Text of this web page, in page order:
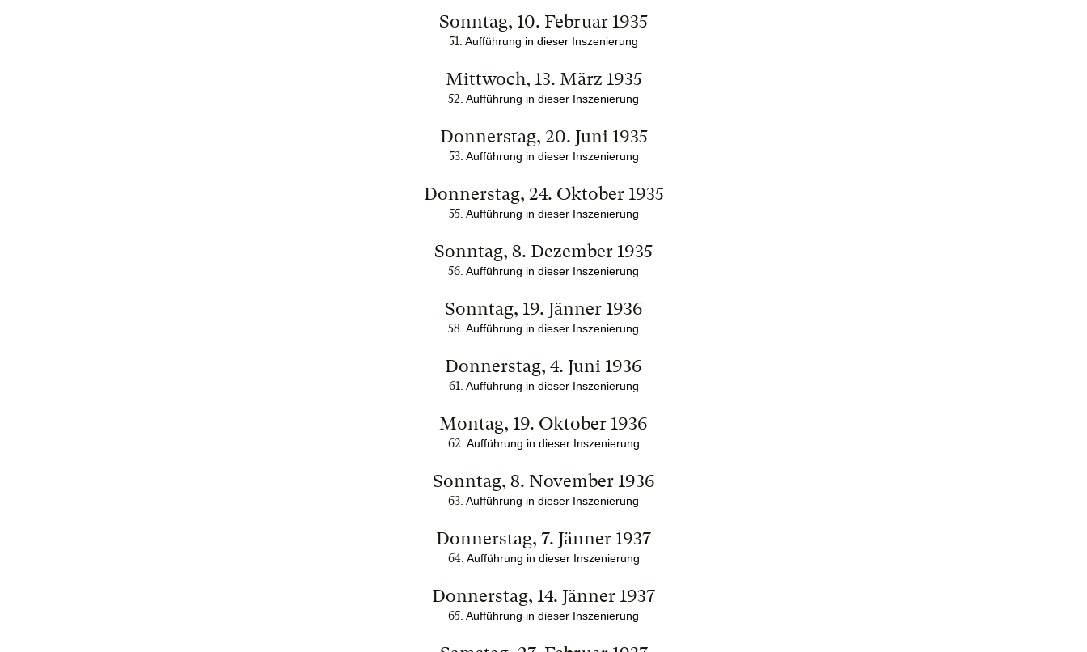
Sonntag, 10. Februar 1935
51 . Aufführung in dieser Inszenierung
Mittwoch, 13. März 1935
52 . Aufführung in dieser Inszenierung
Donnerstag, 20. Juni 1935
53. Aufführung in dieser Inszenierung
Donnerstag, 24. Oktober 1935
55. Aufführung in dieser Inszenierung
Sonntag, 8. Dezember 1935
56 . Aufführung in dieser Inszenierung
Sonntag, 19. Jänner 1936
58 . Aufführung in dieser Inszenierung
Donnerstag, 4. Juni 1936
61 . Aufführung in dieser Inszenierung
Montag, 19. Oktober 1936
62 . Aufführung in dieser Inszenierung
Sonntag, 8. November 1936
63 . Aufführung in dieser Inszenierung
Donnerstag, 7. Jänner 1937
64. Aufführung in dieser Inszenierung
Donnerstag, 14. Jänner 1937
65 . Aufführung in dieser Inszenierung